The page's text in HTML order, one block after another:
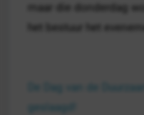
maar die donderdag
het bestuur het
De Dag van de
geslaagd!